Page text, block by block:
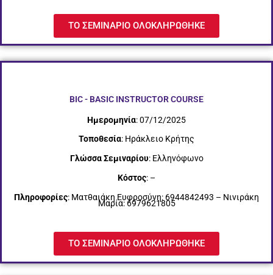
ΤΟ ΣΕΜΙΝΑΡΙΟ ΟΛΟΚΛΗΡΩΘΗΚΕ
BIC - BASIC INSTRUCTOR COURSE
Ημερομηνία: 07/12/2025
Τοποθεσία: Ηράκλειο Κρήτης
Γλώσσα Σεμιναρίου: Ελληνόφωνο
Κόστος: –
Πληροφορίες: Ματθαιάκη Ευφροσύνη: 6944842493 – Νινιράκη
Μαρία: 6979621805
ΤΟ ΣΕΜΙΝΑΡΙΟ ΟΛΟΚΛΗΡΩΘΗΚΕ